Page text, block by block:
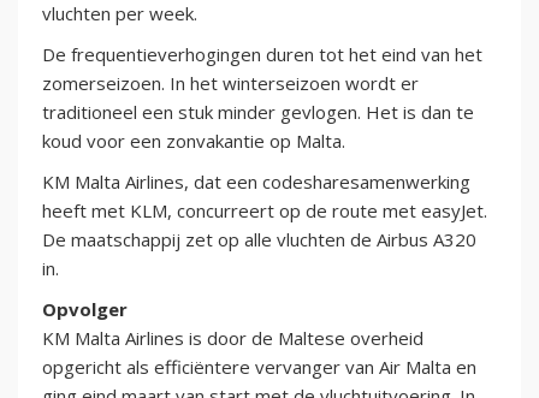
vluchten per week.
De frequentieverhogingen duren tot het eind van het
zomerseizoen. In het winterseizoen wordt er
traditioneel een stuk minder gevlogen. Het is dan te
koud voor een zonvakantie op Malta.
KM Malta Airlines, dat een codesharesamenwerking
heeft met KLM, concurreert op de route met easyJet.
De maatschappij zet op alle vluchten de Airbus A320
in.
Opvolger
KM Malta Airlines is door de Maltese overheid
opgericht als efficiëntere vervanger van Air Malta en